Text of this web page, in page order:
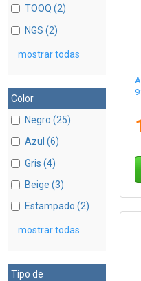
TOOQ (2)
NGS (2)
mostrar todas
Color
Negro (25)
Azul (6)
Gris (4)
Beige (3)
Estampado (2)
mostrar todas
Tipo de